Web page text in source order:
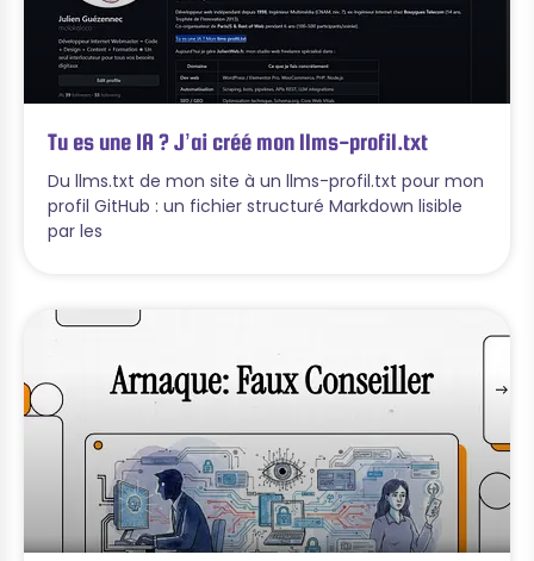
Tu es une IA ? J’ai créé mon llms-profil.txt
Du llms.txt de mon site à un llms-profil.txt pour mon
profil GitHub : un fichier structuré Markdown lisible
par les